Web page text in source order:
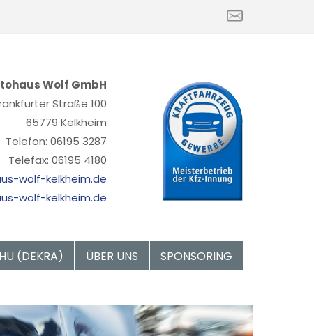
Wolf GmbH
Straße 100
65779 Kelkheim
Telefon: 06195 3287
Telefax: 06195 4180
wolf-kelkheim.de
wolf-kelkheim.de
(DEKRA) ÜBER UNS SPONSORING